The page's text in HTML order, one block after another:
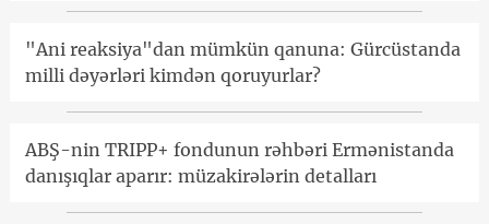
"Ani reaksiya"dan mümkün qanuna: Gürcüstanda
milli dəyərləri kimdən qoruyurlar?
ABŞ-nin TRIPP+ fondunun rəhbəri Ermənistanda
danışıqlar aparır: müzakirələrin detalları